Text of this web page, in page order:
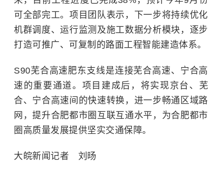
可全部完工。项目团队表示，下一步将持续优化
机群调度、运行监测及施工数据分析模块，逐步
打造可推广、可复制的路面工程智能建造体系。
S90芜合高速肥东支线是连接芜合高速、宁合高
速的重要通道。项目建成后，将实现京台、芜
合、宁合高速间的快速转换，进一步畅通区域路
网，提升合肥都市圈互联互通水平，为合肥都市
圈高质量发展提供坚实交通保障。
大皖新闻记者 刘旸